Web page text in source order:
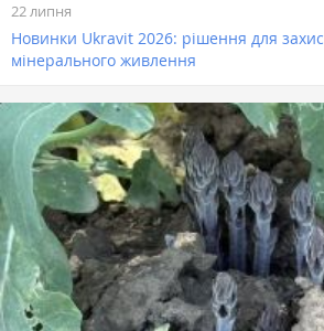
22 липня
Новинки Ukravit 2026: рішення для
мінерального живлення